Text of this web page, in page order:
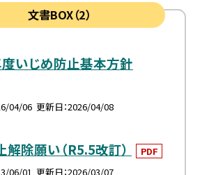
文書BOX（2）
いじめ防止基本方針
04/06 更新日 2026/04/08
除願い（R5.5改訂）
PDF
06/01 更新日 2026/03/07